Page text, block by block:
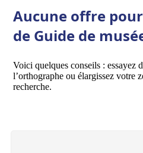
Aucune offre
de Guide de
Voici quelques conseils : essayez
l’orthographe ou élargissez votre
recherche.